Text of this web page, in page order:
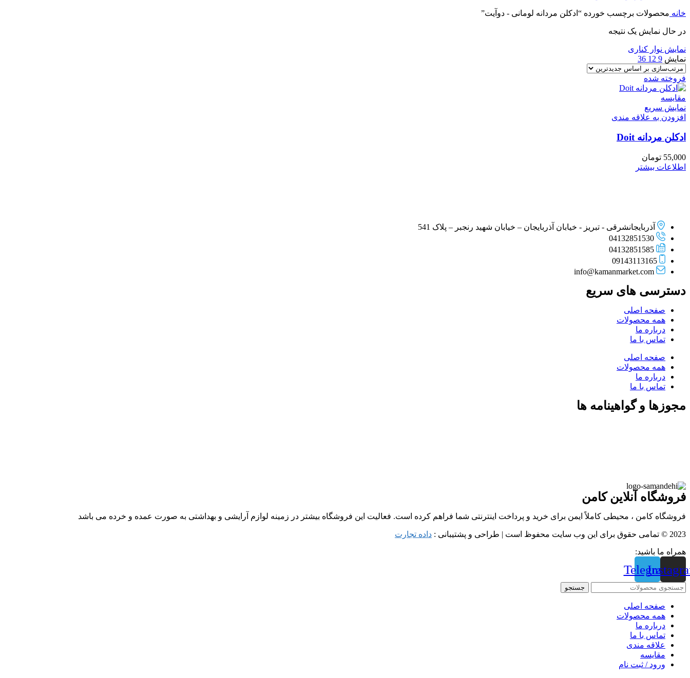
خانه محصولات برچسب خورده “ادکلن مردانه لومانی - دوآیت”
در حال نمایش یک نتیجه
نمایش نوار کناری
نمایش 9
12
36
فروخته شده
مقايسه
نمایش سریع
افزودن به علاقه مندی
ادکلن مردانه Doit
55,000 تومان
اطلاعات بیشتر
آذربایجانشرقی - تبریز - خیابان آذربایجان – خیابان شهید رنجبر – پلاک 541
04132851530
04132851585
09143113165
info@kamanmarket.com
دسترسی های سریع
صفحه اصلی
همه محصولات
درباره ما
تماس با ما
صفحه اصلی
همه محصولات
درباره ما
تماس با ما
مجوزها و گواهینامه ها
فروشگاه آنلاین کامن
فروشگاه کامن ، محیطی کاملاً ایمن برای خرید و پرداخت اینترنتی شما فراهم کرده است. فعالیت این فروشگاه بیشتر در زمینه لوازم آرایشی و بهداشتی به صورت عمده و خرده می باشد
2023 © تمامی حقوق برای این وب سایت محفوظ است | طراحی و پشتیبانی :
داده تجارت
همراه ما باشید:
Telegram
جستجو
صفحه اصلی
همه محصولات
درباره ما
تماس با ما
علاقه مندی
مقايسه
ورود / ثبت نام